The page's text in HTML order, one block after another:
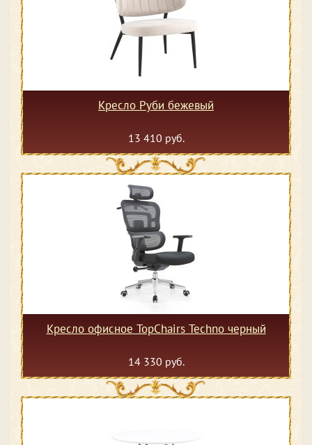
Кресло Руби бежевый
13 410 руб.
Кресло офисное TopChairs Techno черный
14 330 руб.